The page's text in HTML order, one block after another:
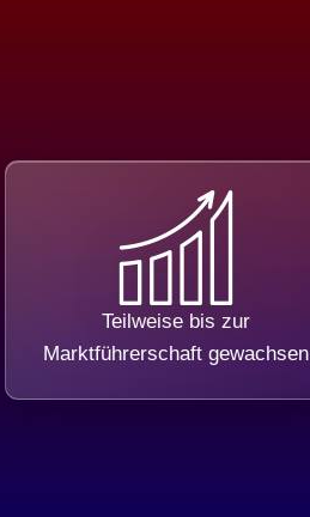
Teilweise bis zur
Marktführerschaft gewachsen